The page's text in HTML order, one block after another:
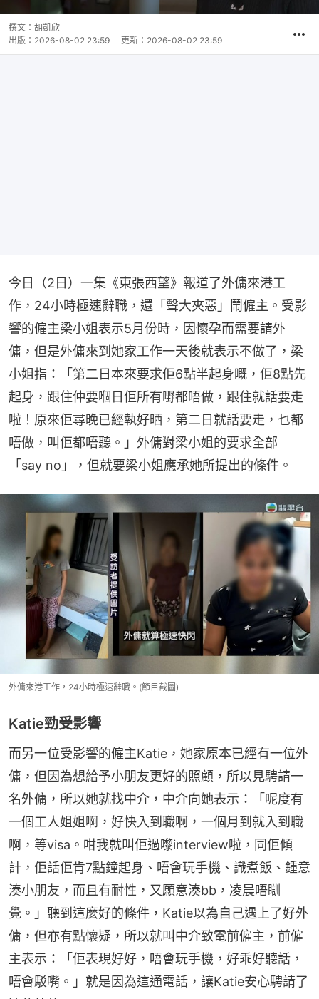
撰文： 胡凱欣
出版： 2026-08-02 23:59 更新： 2026-08-02 23:59
今日（2日）一集《東張西望》報道了外傭來港工
作，24小時極速辭職，還「聲大夾惡」鬧僱主。受影
響的僱主梁小姐表示5月份時，因懷孕而需要請外
傭，但是外傭來到她家工作一天後就表示不做了，梁
小姐指：「第二日本來要求佢6點半起身嘅，佢8點先
起身，跟住仲要嗰日佢所有嘢都唔做，跟住就話要走
啦！原來佢尋晚已經執好晒，第二日就話要走，乜都
唔做，叫佢都唔聽。」外傭對梁小姐的要求全部
「say no」，但就要梁小姐應承她所提出的條件。
外傭來港工作，24小時極速辭職。(節目截圖)
Katie勁受影響
而另一位受影響的僱主Katie，她家原本已經有一位外
傭，但因為想給予小朋友更好的照顧，所以見騁請一
名外傭，所以她就找中介，中介向她表示：「呢度有
一個工人姐姐啊，好快入到職啊，一個月到就入到職
啊，等visa。咁我就叫佢過嚟interview啦，同佢傾
計，佢話佢肯7點鐘起身、唔會玩手機、識煮飯、鍾意
湊小朋友，而且有耐性，又願意湊bb，凌晨唔瞓
覺。」聽到這麼好的條件，Katie以為自己遇上了好外
傭，但亦有點懷疑，所以就叫中介致電前僱主，前僱
主表示：「佢表現好好，唔會玩手機，好乖好聽話，
唔會駁嘴。」就是因為這通電話，讓Katie安心騁請了